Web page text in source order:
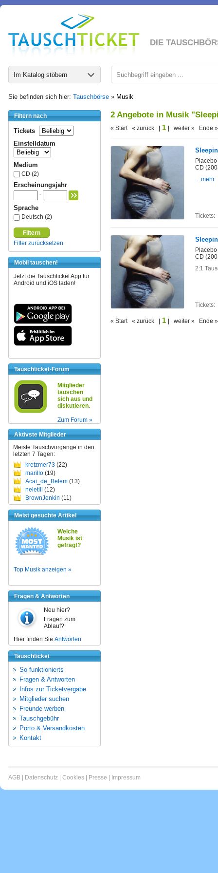
DIE
Im Katalog stöbern
Sie befinden sich hier: Tauschbörse » Musik
Filtern nach
Tickets
Einstelldatum
Medium
CD (2)
Erscheinungsjahr
-
Sprache
Deutsch (2)
Filtern
Filter zurücksetzen
Mobil tauschen!
Jetzt die Tauschticket App für
Android und iOS laden!
Tauschticket-Forum
Mitglieder
tauschen
sich aus und
diskutieren.
Zum Forum »
Aktivste Mitglieder
Meiste Tauschvorgänge in den
letzten 7 Tagen:
kretzmer73 (22)
marillo (19)
Acai_de_Belem (13)
neletill
(12)
BrownJenkin (11)
Meist gesuchte Artikel
Welche
Musik ist
gefragt?
Top Musik anzeigen »
Fragen & Antworten
Neu hier?
Fragen zum
Ablauf?
Hier finden Sie Antworten
Tauschticket
So funktionierts
Fragen & Antworten
Infos zur Ticketvergabe
Mitglieder suchen
Freunde werben
Tauschgebühr
Porto & Versandkosten
Kontakt
2 Angebote in Musik
« Start « zurück | 1 | weiter » Ende »
Placebo
CD
... mehr
Tickets:
Placebo
CD
2:1
Tickets:
« Start « zurück | 1 | weiter » Ende »
AGB Datenschutz Cookies Presse Impressum